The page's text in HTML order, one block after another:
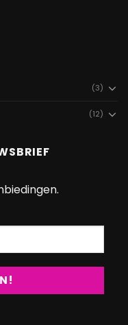
(3)
(12)